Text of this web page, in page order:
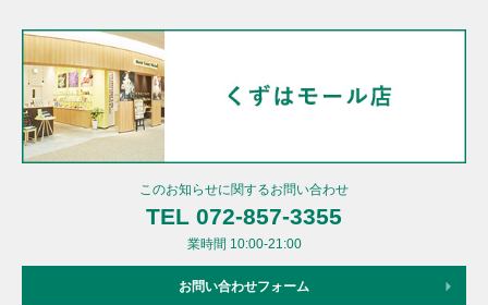
このお知らせに関するお問い合わせ
TEL 072-857-3355
業時間 10:00-21:00
お問い合わせフォーム